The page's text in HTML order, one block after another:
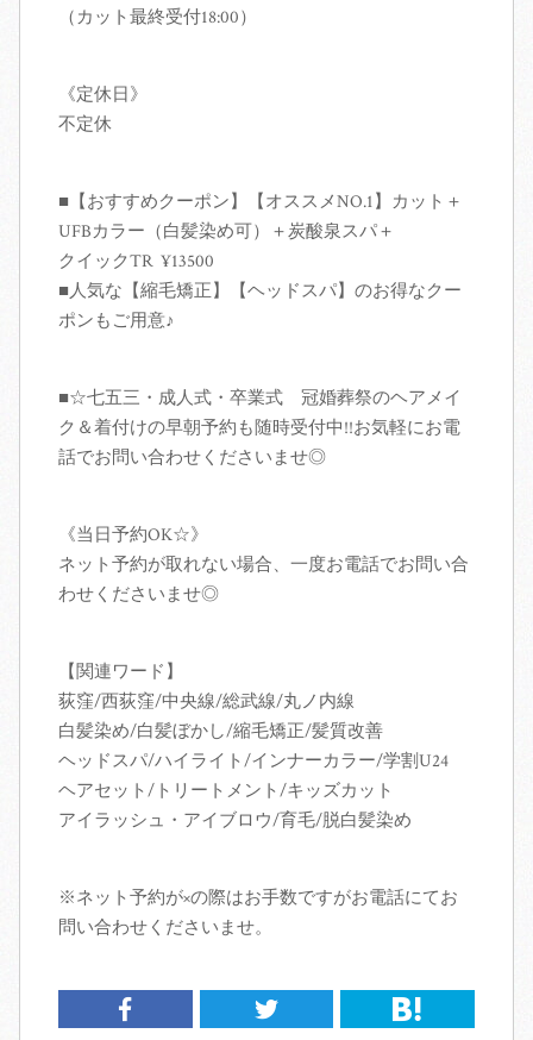
（カット最終受付18:00）
《定休日》
不定休
■【おすすめクーポン】【オススメNO.1】カット＋
UFBカラー（白髪染め可）＋炭酸泉スパ＋
クイックTR ¥13500
■人気な【縮毛矯正】【ヘッドスパ】のお得なクー
ポンもご用意♪
■☆七五三・成人式・卒業式 冠婚葬祭のヘアメイ
ク＆着付けの早朝予約も随時受付中!!お気軽にお電
話でお問い合わせくださいませ◎
《当日予約OK☆》
ネット予約が取れない場合、一度お電話でお問い合
わせくださいませ◎
【関連ワード】
荻窪/西荻窪/中央線/総武線/丸ノ内線
白髪染め/白髪ぼかし/縮毛矯正/髪質改善
ヘッドスパ/ハイライト/インナーカラー/学割U24
ヘアセット/トリートメント/キッズカット
アイラッシュ・アイブロウ/育毛/脱白髪染め
※ネット予約が×の際はお手数ですがお電話にてお
問い合わせくださいませ。